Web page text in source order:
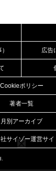
広告
Cookieポリシー
著者一覧
月別アーカイブ
サイゾー運営サイ